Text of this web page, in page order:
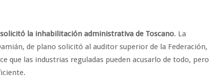
la inhabilitación administrativa de Toscano. La
de plano solicitó al auditor superior de la Federación,
que las industrias reguladas pueden acusarlo de todo, pero